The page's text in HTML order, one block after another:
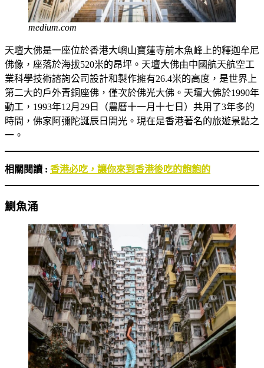
medium.com
天壇大佛是一座位於香港大嶼山寶蓮寺前木魚峰上的釋迦牟尼
佛像，座落於海拔520米的昂坪。天壇大佛由中國航天航空工
業科學技術諮詢公司設計和製作擁有26.4米的高度，是世界上
第二大的戶外青銅座佛，僅次於佛光大佛。天壇大佛於1990年
動工，1993年12月29日（農曆十一月十七日）共用了3年多的
時間，佛家阿彌陀誕辰日開光。現在是香港著名的旅遊景點之
一。
相關閱讀 : 香港必吃，讓你來到香港後吃的飽飽的
鰂魚涌